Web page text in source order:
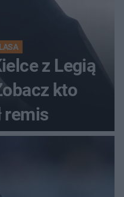
z Legią
kto
remis